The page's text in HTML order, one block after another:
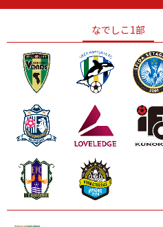
ニッパツ
ニッパツ 名古屋
なでしこ1部